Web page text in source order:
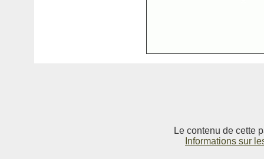
Le contenu de cette
Informations sur